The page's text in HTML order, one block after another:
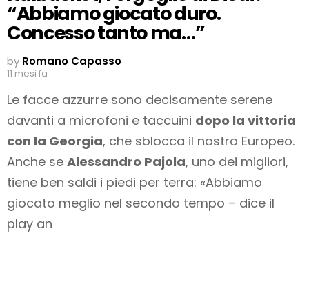
“Abbiamo giocato duro.
Concesso tanto ma…”
by Romano Capasso
11 mesi fa
Le facce azzurre sono decisamente serene
davanti a microfoni e taccuini dopo la vittoria
con la Georgia, che sblocca il nostro Europeo.
Anche se Alessandro Pajola, uno dei migliori,
tiene ben saldi i piedi per terra: «Abbiamo
giocato meglio nel secondo tempo – dice il
play an